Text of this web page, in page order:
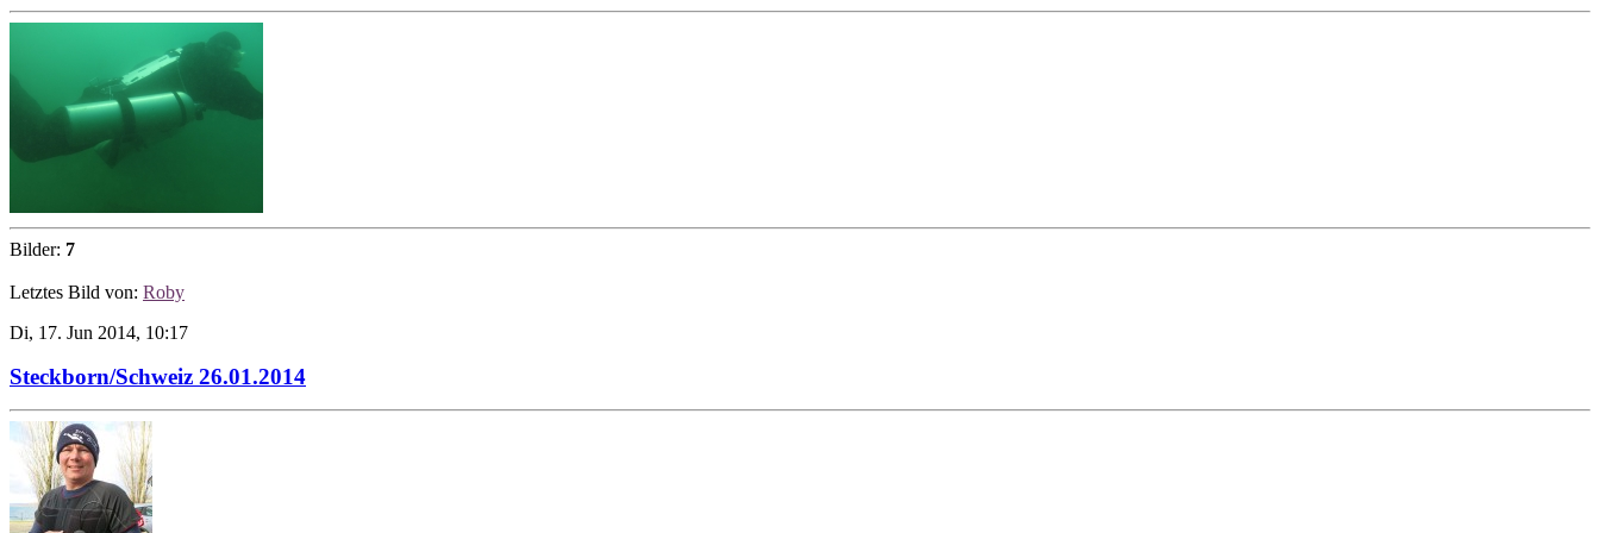
Bilder: 7
Letztes Bild von: Roby
Di, 17. Jun 2014, 10:17
Steckborn/Schweiz 26.01.2014